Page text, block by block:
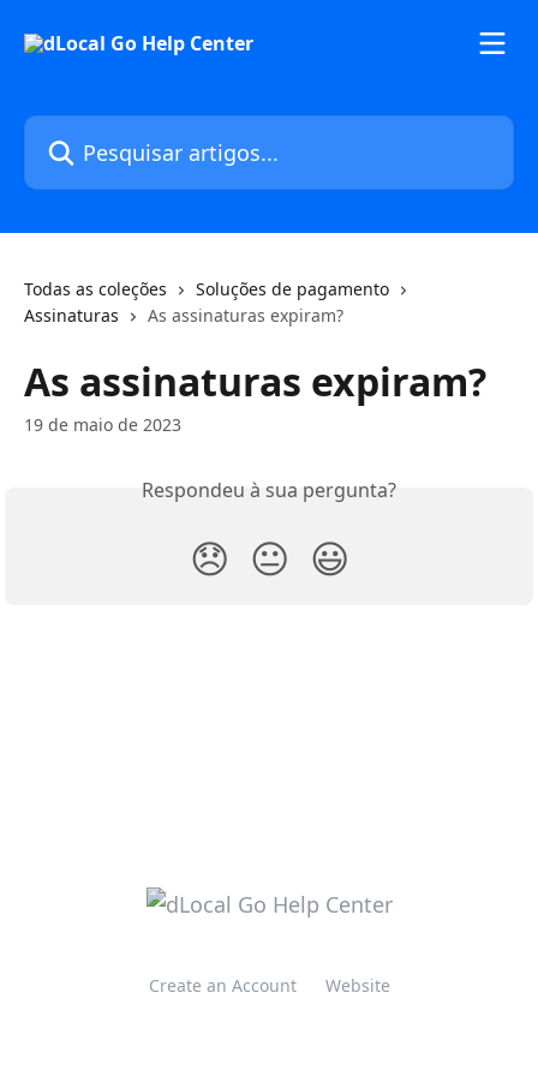
Pesquisar artigos...
Todas as coleções
Soluções de pagamento
Assinaturas
As assinaturas expiram?
As assinaturas expiram?
19 de maio de 2023
Respondeu à sua pergunta?
😞 😐 😃
Create an Account Website